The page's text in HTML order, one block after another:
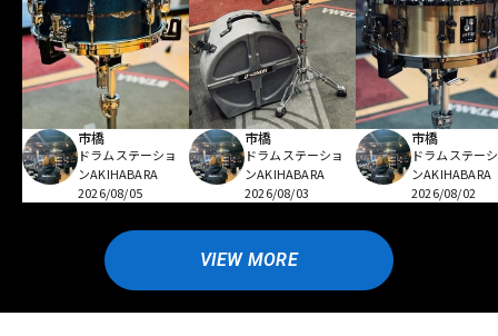
市橋
ドラムステーショ
ンAKIHABARA
2026/08/05
市橋
ドラムステーショ
ンAKIHABARA
2026/08/03
市橋
ドラムステー
ンAKIHABARA
2026/08/02
VIEW MORE